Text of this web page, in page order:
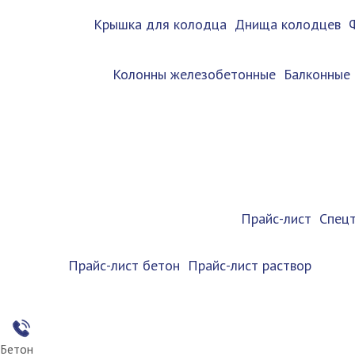
Крышка для колодца Днища колодцев
Колонны железобетонные
Прайс-лист
Прайс-лист бетон Прайс-лист раствор
Бетон